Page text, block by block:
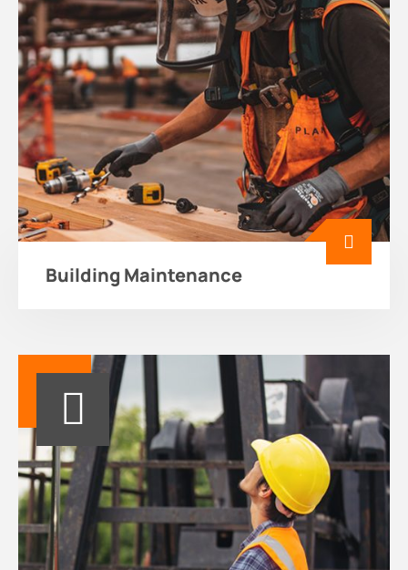
Building Maintenance